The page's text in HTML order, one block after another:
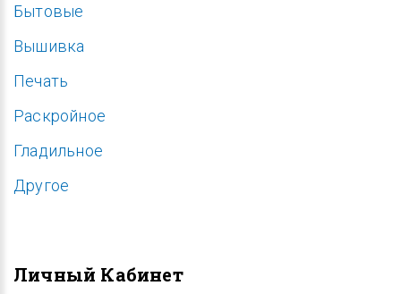
Бытовые
Вышивка
Печать
Раскройное
Гладильное
Другое
Личный Кабинет